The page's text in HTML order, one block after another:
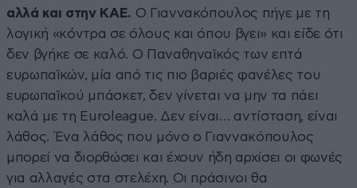
αλλά και στην ΚΑΕ. Ο Γιαννακόπουλος πήγε με τη
λογική «κόντρα σε όλους και όπου βγει» και είδε ότι
δεν βγήκε σε καλό. Ο Παναθηναϊκός των επτά
ευρωπαϊκών, μία από τις πιο βαριές φανέλες του
ευρωπαϊκού μπάσκετ, δεν γίνεται να μην τα πάει
καλά με τη Euroleague. Δεν είναι… αντίσταση, είναι
λάθος. Ένα λάθος που μόνο ο Γιαννακόπουλος
μπορεί να διορθώσει και έχουν ήδη αρχίσει οι φωνές
για αλλαγές στα στελέχη. Οι πράσινοι θα